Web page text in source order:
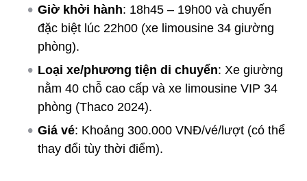
Giờ khởi hành: 18h45 – 19h00 và chuyến
đặc biệt lúc 22h00 (xe limousine 34 giường
phòng).
Loại xe/phương tiện di chuyển: Xe giường
nằm 40 chỗ cao cấp và xe limousine VIP 34
phòng (Thaco 2024).
Giá vé: Khoảng 300.000 VNĐ/vé/lượt (có thể
thay đổi tùy thời điểm).